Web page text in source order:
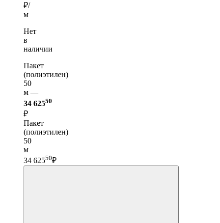
₽/
м
Нет
в
наличии
Пакет
(полиэтилен)
50
м —
34 62550
₽
Пакет
(полиэтилен)
50
м
34 62550₽